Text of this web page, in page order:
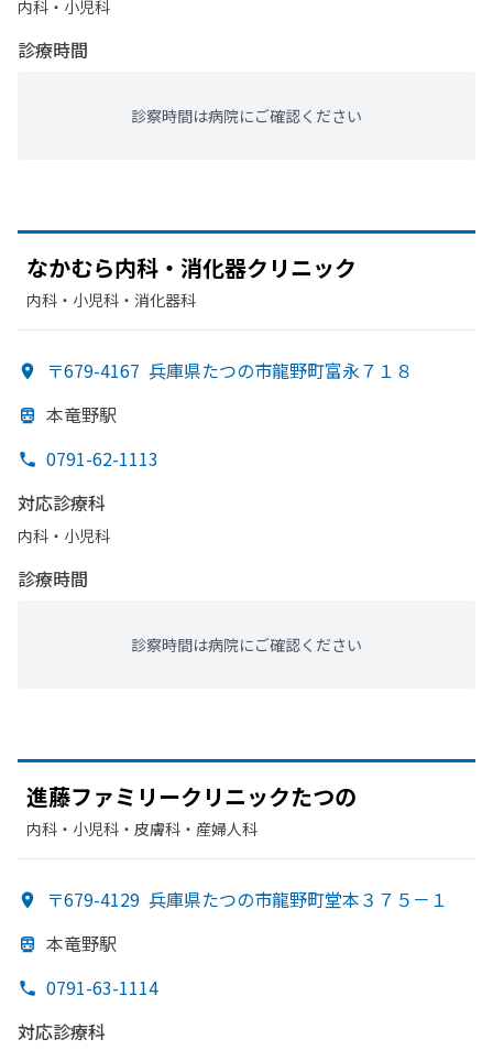
内科・​小児科
診療時間
診察時間は病院にご確認ください
なかむら内科・消化器クリニック
内科・​小児科・​消化器科
〒679-4167 兵庫県たつの市龍野町富永７１８
本竜野駅
0791-62-1113
対応診療科
内科・​小児科
診療時間
診察時間は病院にご確認ください
進藤ファミリークリニックたつの
内科・​小児科・​皮膚科・​産婦人科
〒679-4129 兵庫県たつの市龍野町堂本３７５－１
本竜野駅
0791-63-1114
対応診療科